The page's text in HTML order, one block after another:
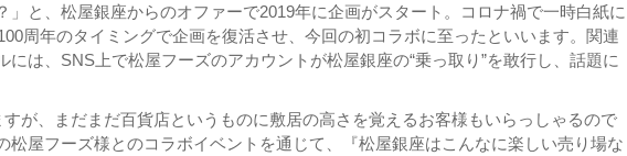
」と、松屋銀座からのオファーで2019年に企画がスタート。コロナ禍で一時白紙に
周年のタイミングで企画を復活させ、今回の初コラボに至ったといいます。関連
には、SNS上で松屋フーズのアカウントが松屋銀座の“乗っ取り”を敢行し、話題に
すが、まだまだ百貨店というものに敷居の高さを覚えるお客様もいらっしゃるので
松屋フーズ様とのコラボイベントを通じて、『松屋銀座はこんなに楽しい売り場な